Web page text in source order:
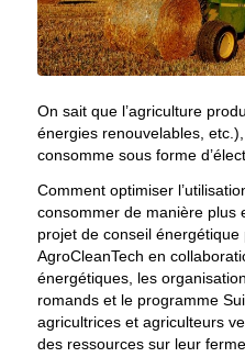
On sait que l’agriculture
énergies renouvelables,
consomme sous forme
Comment optimiser
consommer de manière plus
projet de conseil énergétique
AgroCleanTech en
énergétiques, les
romands et le programme
agricultrices et agriculteurs
des ressources sur leur ferme.